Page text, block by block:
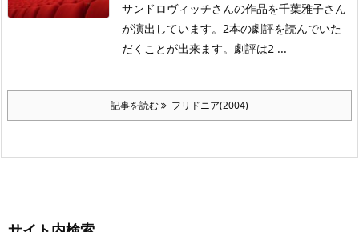
サンドロヴィッチさんの作品を千葉雅子さん
が演出しています。2本の劇評を読んでいた
だくことが出来ます。劇評は2 ...
記事を読む フリドニア(2004)